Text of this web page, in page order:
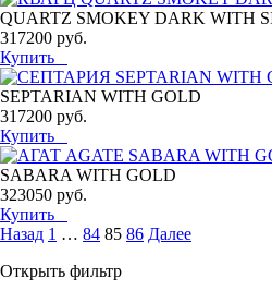
QUARTZ SMOKEY DARK WITH
317200 руб.
Купить
SEPTARIAN WITH GOLD
317200 руб.
Купить
SABARA WITH GOLD
323050 руб.
Купить
Назад 1 … 84 85 86 Далее
Открыть фильтр